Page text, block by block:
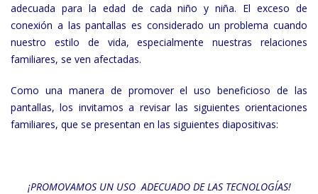
adecuada para la edad de cada niño y niña. El exceso de
conexión a las pantallas es considerado un problema cuando
nuestro estilo de vida, especialmente nuestras relaciones
familiares, se ven afectadas.
Como una manera de promover el uso benefi­cioso de las
pantallas, los invitamos a revisar las siguientes orientaciones
familiares, que se presentan en las siguientes diapositivas:
¡PROMOVAMOS UN USO ADECUADO DE LAS TECNOLOGÍAS!